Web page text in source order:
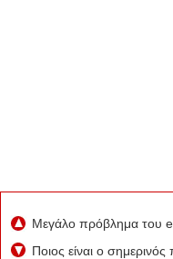
Μεγάλο πρόβλημα του
Ποιος είναι ο